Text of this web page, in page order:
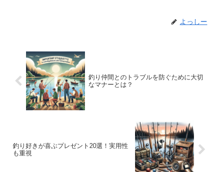
よっしー
釣り仲間とのトラブルを防ぐために大切
なマナーとは？
釣り好きが喜ぶプレゼント20選！実用性
も重視